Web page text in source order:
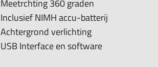
Meetrchting 360 graden
Inclusief NIMH accu-batterij
Achtergrond verlichting
USB Interface en software